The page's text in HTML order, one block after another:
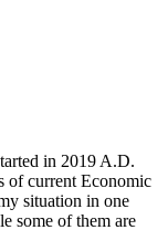
in 2019 A.D.
of current Economic
situation in one
some of them are